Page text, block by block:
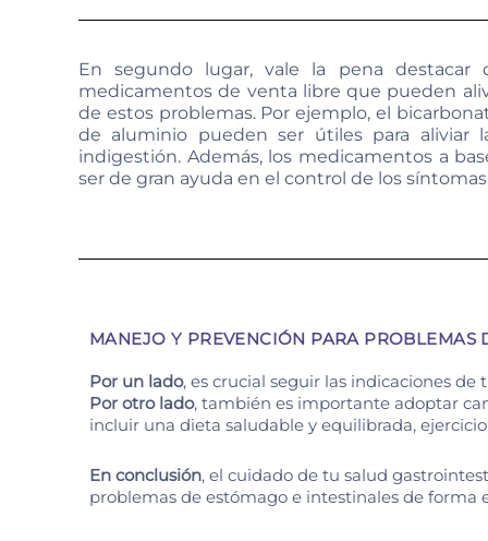
En segundo lugar, vale la pena destacar
medicamentos de venta libre que pueden
de estos problemas. Por ejemplo, el
de aluminio pueden ser útiles para aliviar
indigestión. Además, los medicamentos a
ser de gran ayuda en el control de los
MANEJO Y PREVENCIÓN PARA PROBLEMAS
Por un lado, es crucial seguir las indicaciones
Por otro lado, también es importante adoptar
incluir una dieta saludable y equilibrada,
En conclusión, el cuidado de tu salud
problemas de estómago e intestinales de forma